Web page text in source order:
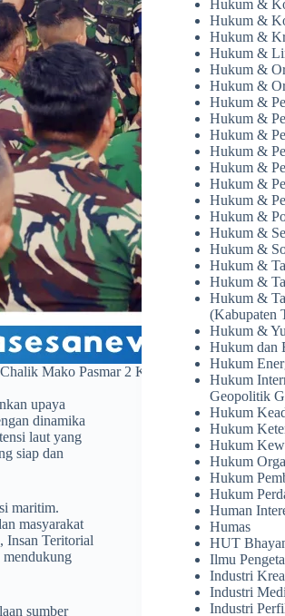
Mako Pasmar 2 Kesatrian Moekijat
upaya
dinamika
laut yang
siap dan
maritim.
masyarakat
Insan Teritorial
mendukung
sumber
Hukum &
Hukum &
Hukum &
Hukum &
Hukum &
Hukum &
Hukum &
Hukum &
Hukum &
Hukum &
Hukum &
Hukum &
Hukum &
Hukum &
Hukum &
Hukum &
Hukum &
Hukum &
Hukum &
(Kabupaten
Hukum &
Hukum dan
Hukum
Hukum
Geopolitik
Hukum
Hukum
Hukum
Hukum
Hukum
Hukum
Human
Humas
HUT
Ilmu
Industri
Industri
Industri